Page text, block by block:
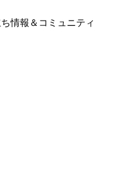
情報＆コミュニティ